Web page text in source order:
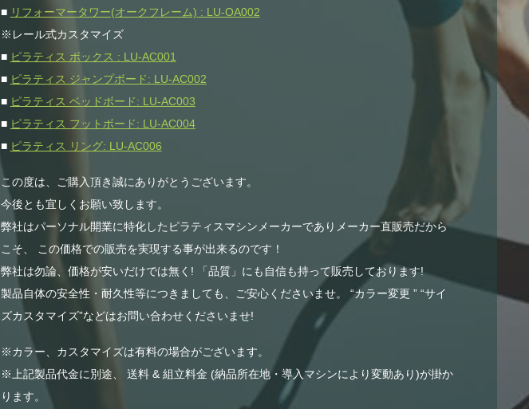
■ リフォーマータワー(オークフレーム) : LU-OA002
※レール式カスタマイズ
■ ピラティス ボックス : LU-AC001
■ ピラティス ジャンプボード: LU-AC002
■ ピラティス ベッドボード: LU-AC003
■ ピラティス フットボード: LU-AC004
■ ピラティス リング: LU-AC006
この度は、ご購入頂き誠にありがとうございます。
今後とも宜しくお願い致します。
弊社はパーソナル開業に特化したピラティスマシンメーカーでありメーカー直販売だから
こそ、 この価格での販売を実現する事が出来るのです！
弊社は勿論、価格が安いだけでは無く! 「品質」にも自信も持って販売しております!
製品自体の安全性・耐久性等につきましても、ご安心くださいませ。 “カラー変更 ” “サイ
ズカスタマイズ”などはお問い合わせくださいませ!
※カラー、カスタマイズは有料の場合がございます。
※上記製品代金に別途、 送料 & 組立料金 (納品所在地・導入マシンにより変動あり)が掛か
ります。